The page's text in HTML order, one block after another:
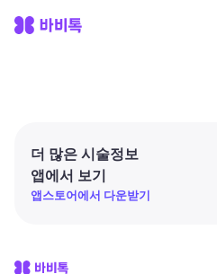
더 많은 시술정보
앱에서 보기
앱스토어에서 다운받기